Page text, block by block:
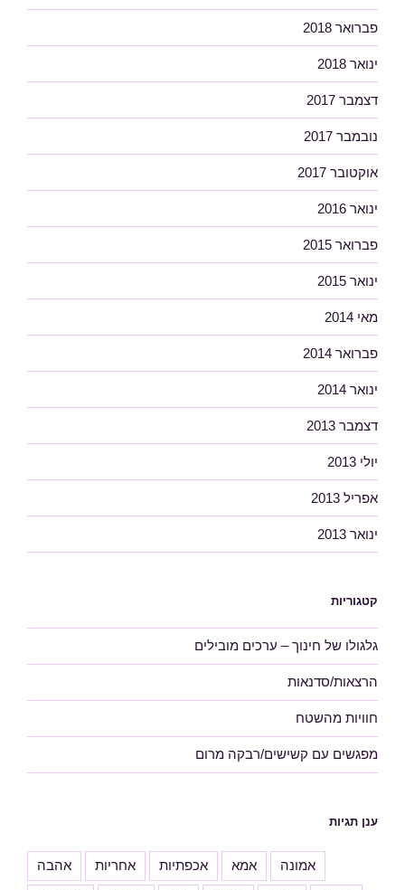
פברואר 2018
ינואר 2018
דצמבר 2017
נובמבר 2017
אוקטובר 2017
ינואר 2016
פברואר 2015
ינואר 2015
מאי 2014
פברואר 2014
ינואר 2014
דצמבר 2013
יולי 2013
אפריל 2013
ינואר 2013
קטגוריות
גלגולו של חינוך – ערכים מובילים
הרצאות/סדנאות
חוויות מהשטח
מפגשים עם קשישים/רבקה מרום
ענן תגיות
אהבה אחריות אכפתיות אמא אמונה